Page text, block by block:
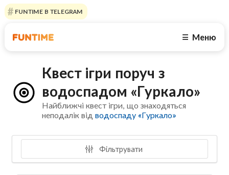
FUNTIME В TELEGRAM
☰ Меню
Квест ігри поруч з
водоспадом «Гуркало»
Найближчі квест ігри, що знаходяться
неподалік відводоспаду «Гуркало»
Фільтрувати